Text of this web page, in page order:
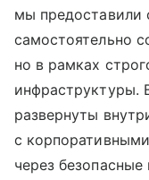
мы предоставили
самостоятельно
но в рамках
инфраструктуры.
развернуты
с
через